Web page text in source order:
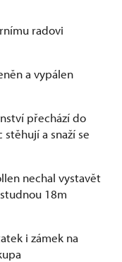
radovi
a vypálen
přechází do
a snaží se
nechal vystavět
18m
i zámek na